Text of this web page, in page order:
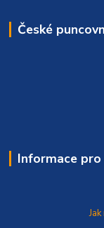
České
Informace pro